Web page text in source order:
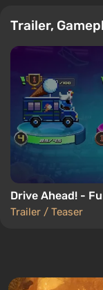
Trailer,
Drive Ahead! -
Trailer / Teaser